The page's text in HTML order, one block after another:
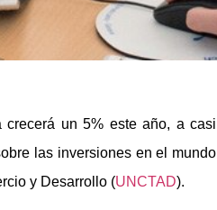
crecerá un 5% este año, a casi
las inversiones en el mundo
y Desarrollo (UNCTAD).